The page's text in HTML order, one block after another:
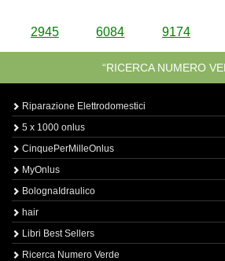
2945 6084 9174
“RICERCA NUMERO
Riparazione Elettrodomestici
5 x 1000 onlus
CinquePerMilleOnlus
MyOnlus
BolognaIdraulico
hair
Libri Best Sellers
Ricerca Numero Verde